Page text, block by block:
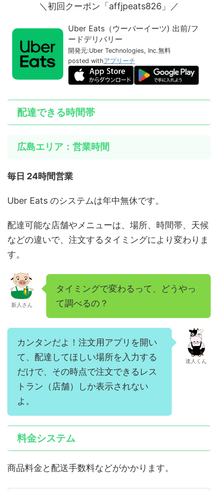
＼初回クーポン「affjpeats826」／
Uber Eats（ウーバーイーツ) 出前/フ
ードデリバリー
開発元:Uber Technologies, Inc.無料
posted withアプリーチ
配達できる時間帯
広島エリア：営業時間
毎日 24時間営業
Uber Eats のシステムは年中無休です。
配達可能な店舗やメニューは、場所、時間帯、天候
などの違いで、注文するタイミングにより変わりま
す。
新人さん
タイミングで変わるって、どうやっ
て調べるの？
カンタンだよ！注文用アプリを開い
て、配達してほしい場所を入力する
だけで、その時点で注文できるレス
トラン（店舗）しか表示されない
よ。
達人くん
料金システム
商品料金と配送手数料などがかかります。